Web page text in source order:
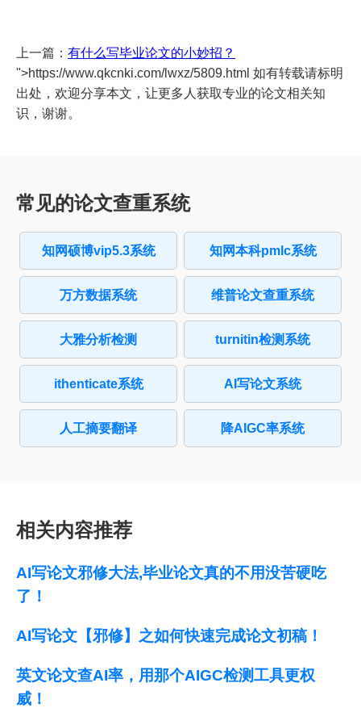
上一篇： 有什么写毕业论文的小妙招？
">https://www.qkcnki.com/lwxz/5809.html 如有转载请标明
出处，欢迎分享本文，让更多人获取专业的论文相关知
识，谢谢。
常见的论文查重系统
知网硕博vip5.3系统 知网本科pmlc系统
万方数据系统 维普论文查重系统
大雅分析检测 turnitin检测系统
ithenticate系统 AI写论文系统
人工摘要翻译 降AIGC率系统
相关内容推荐
AI写论文邪修大法,毕业论文真的不用没苦硬吃
了！
AI写论文【邪修】之如何快速完成论文初稿！
英文论文查AI率，用那个AIGC检测工具更权
威！